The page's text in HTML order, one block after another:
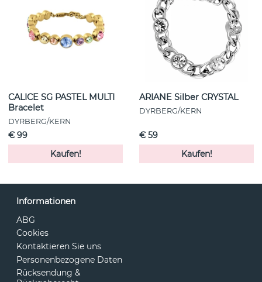
CALICE SG PASTEL MULTI
Bracelet
DYRBERG/KERN
€ 99
Kaufen!
ARIANE Silber CRYSTAL
DYRBERG/KERN
€ 59
Kaufen!
Informationen
ABG
Cookies
Kontaktieren Sie uns
Personenbezogene Daten
Rücksendung &